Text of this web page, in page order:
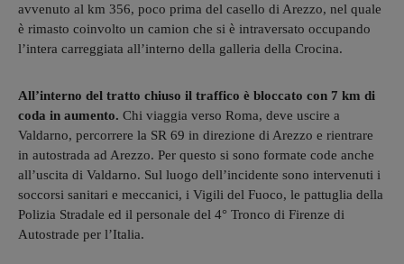
avvenuto al km 356, poco prima del casello di Arezzo, nel quale
è rimasto coinvolto un camion che si è intraversato occupando
l’intera carreggiata all’interno della galleria della Crocina.
All’interno del tratto chiuso il traffico è bloccato con 7 km di
coda in aumento. Chi viaggia verso Roma, deve uscire a
Valdarno, percorrere la SR 69 in direzione di Arezzo e rientrare
in autostrada ad Arezzo. Per questo si sono formate code anche
all’uscita di Valdarno. Sul luogo dell’incidente sono intervenuti i
soccorsi sanitari e meccanici, i Vigili del Fuoco, le pattuglia della
Polizia Stradale ed il personale del 4° Tronco di Firenze di
Autostrade per l’Italia.